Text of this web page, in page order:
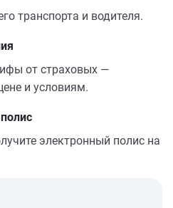
транспорта и водителя.
от страховых —
и условиям.
электронный полис на